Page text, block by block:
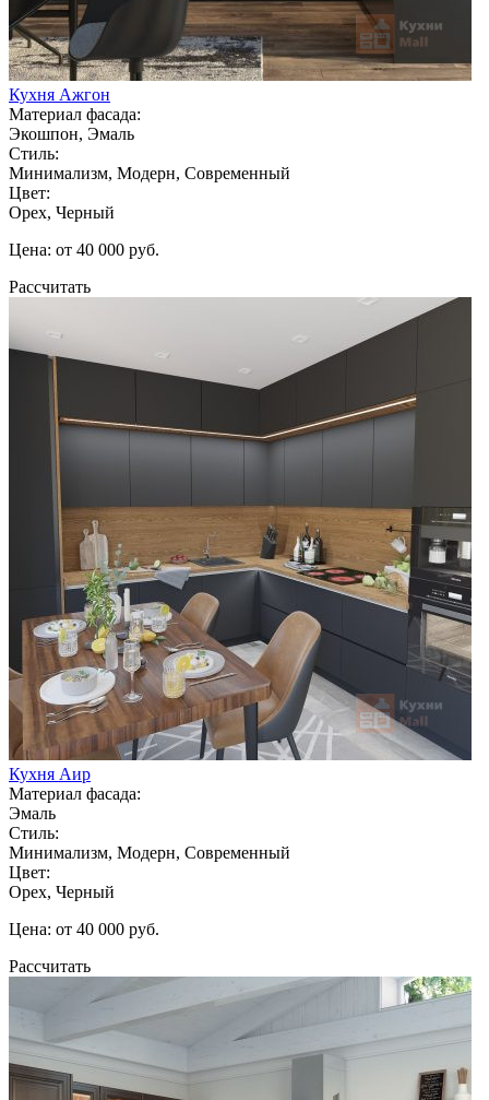
Кухня Ажгон
Материал фасада:
Экошпон, Эмаль
Стиль:
Минимализм, Модерн, Современный
Цвет:
Орех, Черный
Цена: от 40 000 руб.
Рассчитать
Кухня Аир
Материал фасада:
Эмаль
Стиль:
Минимализм, Модерн, Современный
Цвет:
Орех, Черный
Цена: от 40 000 руб.
Рассчитать